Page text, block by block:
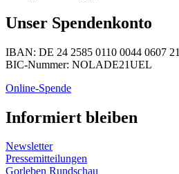
Unser Spendenkonto
IBAN: DE 24 2585 0110 0044 0607 21
BIC-Nummer: NOLADE21UEL
Online-Spende
Informiert bleiben
Newsletter
Pressemitteilungen
Gorleben Rundschau